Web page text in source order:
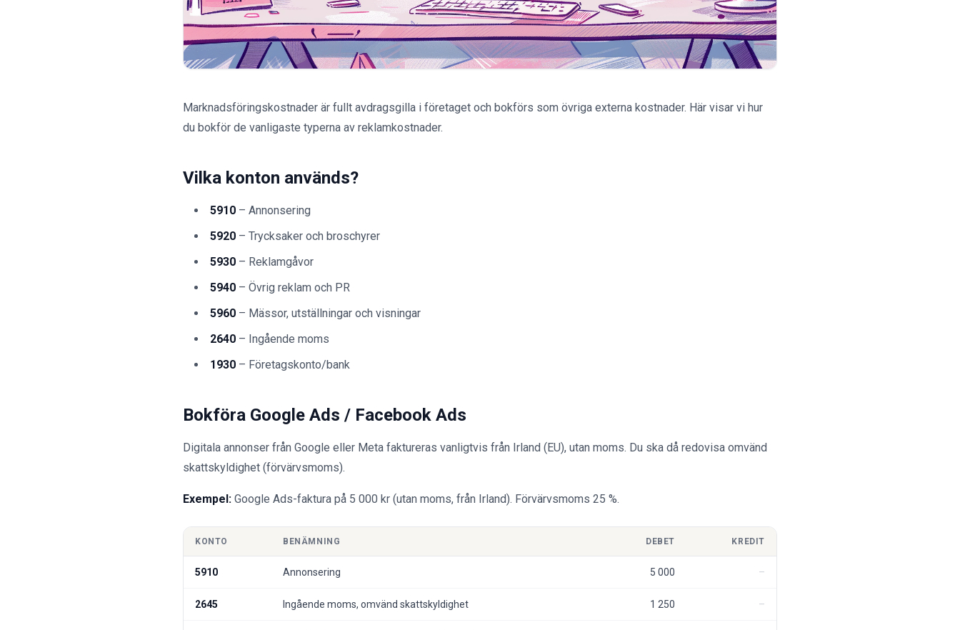
Marknadsföringskostnader är fullt avdragsgilla i företaget och bokförs som övriga externa kostnader. Här visar vi hur
du bokför de vanligaste typerna av reklamkostnader.
Vilka konton används?
5910 – Annonsering
5920 – Trycksaker och broschyrer
5930 – Reklamgåvor
5940 – Övrig reklam och PR
5960 – Mässor, utställningar och visningar
2640 – Ingående moms
1930 – Företagskonto/bank
Bokföra Google Ads / Facebook Ads
Digitala annonser från Google eller Meta faktureras vanligtvis från Irland (EU), utan moms. Du ska då redovisa omvänd
skattskyldighet (förvärvsmoms).
Exempel: Google Ads-faktura på 5 000 kr (utan moms, från Irland). Förvärvsmoms 25 %.
KONTO BENÄMNING DEBET KREDIT
5910 Annonsering 5 000
2645 Ingående moms, omvänd skattskyldighet 1 250